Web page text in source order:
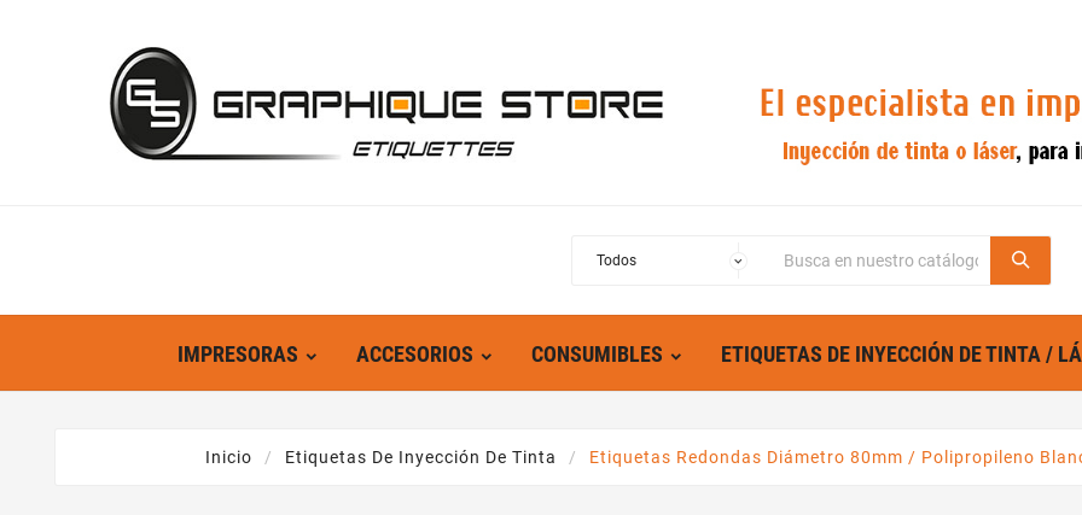
IMPRESORAS ACCESORIOS CONSUMIBLES ETIQUETAS DE INYECCIÓN DE TINTA /
Inicio Etiquetas De Inyección De Tinta Etiquetas Redondas Diámetro 80mm / Polipropileno